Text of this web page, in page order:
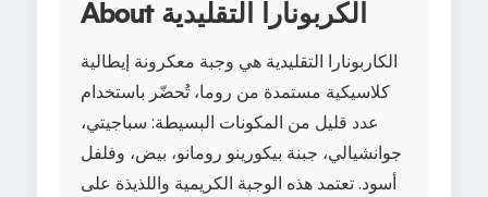
About الكربونارا التقليدية
الكاربونارا التقليدية هي وجبة معكرونة إيطالية
كلاسيكية مستمدة من روما، تُحضّر باستخدام
عدد قليل من المكونات البسيطة: سباجيتي،
جوانشيالي، جبنة بيكورينو رومانو، بيض، وفلفل
أسود. تعتمد هذه الوجبة الكريمية واللذيذة على